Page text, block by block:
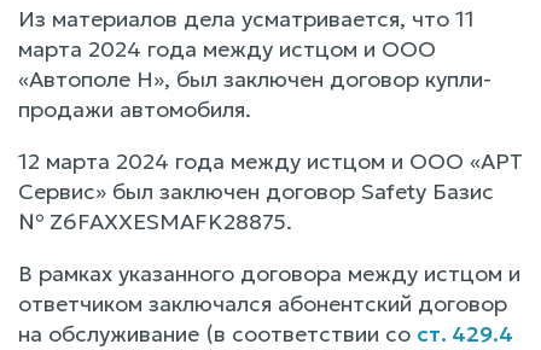
Из материалов дела усматривается, что 11
марта 2024 года между истцом и ООО
«Автополе Н», был заключен договор купли-
продажи автомобиля.
12 марта 2024 года между истцом и ООО «АРТ
Сервис» был заключен договор Safety Базис
№ Z6FAXXESMAFK28875.
В рамках указанного договора между истцом и
ответчиком заключался абонентский договор
на обслуживание (в соответствии со ст. 429.4